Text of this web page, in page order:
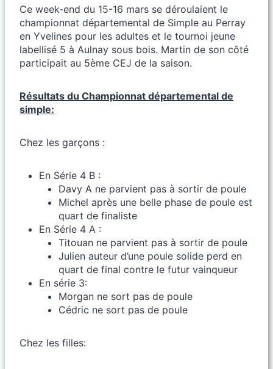
Ce week-end du 15-16 mars se déroulaient le
championnat départemental de Simple au Perray
en Yvelines pour les adultes et le tournoi jeune
labellisé 5 à Aulnay sous bois. Martin de son côté
participait au 5ème CEJ de la saison.
Résultats du Championnat départemental de
simple:
Chez les garçons :
En Série 4 B :
Davy A ne parvient pas à sortir de poule
Michel après une belle phase de poule est
quart de finaliste
En Série 4 A :
Titouan ne parvient pas à sortir de poule
Julien auteur d’une poule solide perd en
quart de final contre le futur vainqueur
En série 3:
Morgan ne sort pas de poule
Cédric ne sort pas de poule
Chez les filles: